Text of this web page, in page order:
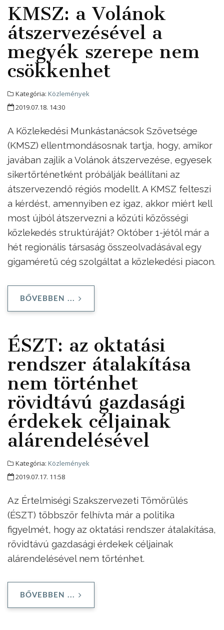
KMSZ: a Volánok
átszervezésével a
megyék szerepe nem
csökkenhet
Kategória: Közlemények
2019.07.18. 14:30
A Közlekedési Munkástanácsok Szövetsége
(KMSZ) ellentmondásosnak tartja, hogy, amikor
javában zajlik a Volánok átszervezése, egyesek
sikertörténetként próbálják beállítani az
átszervezendő régiós modellt. A KMSZ felteszi
a kérdést, amennyiben ez igaz, akkor miért kell
most újból átszervezni a közúti közösségi
közlekedés struktúráját? Október 1-jétől már a
hét regionális társaság összeolvadásával egy
gigaméretű cég szolgáltat a közlekedési piacon.
BŐVEBBEN ...
ÉSZT: az oktatási
rendszer átalakítása
nem történhet
rövidtávú gazdasági
érdekek céljainak
alárendelésével
Kategória: Közlemények
2019.07.17. 11:58
Az Értelmiségi Szakszervezeti Tömörülés
(ÉSZT) többször felhívta már a politika
figyelmét, hogy az oktatási rendszer átalakítása,
rövidtávú gazdasági érdekek céljainak
alárendelésével nem történhet.
BŐVEBBEN ...